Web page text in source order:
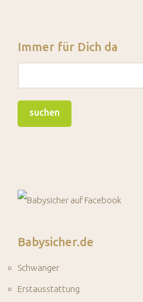
Immer für Dich da
Babysicher.de
Schwanger
Erstausstattung